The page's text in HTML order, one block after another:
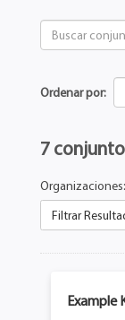
Ordenar por
7
Organizaciones:
Filtrar
Example